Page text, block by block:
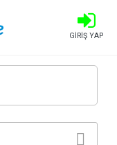
GİRİŞ YAP